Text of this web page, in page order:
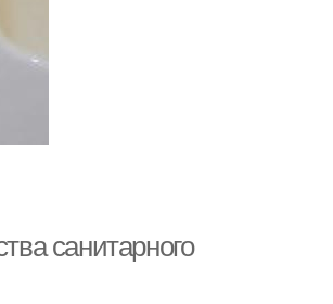
санитарного